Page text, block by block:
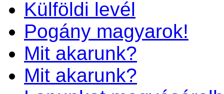
Külföldi levél
Pogány magyarok!
Mit akarunk?
Mit akarunk?